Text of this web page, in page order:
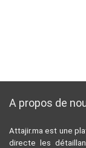
A propos de
Attajir.ma est une
directe les